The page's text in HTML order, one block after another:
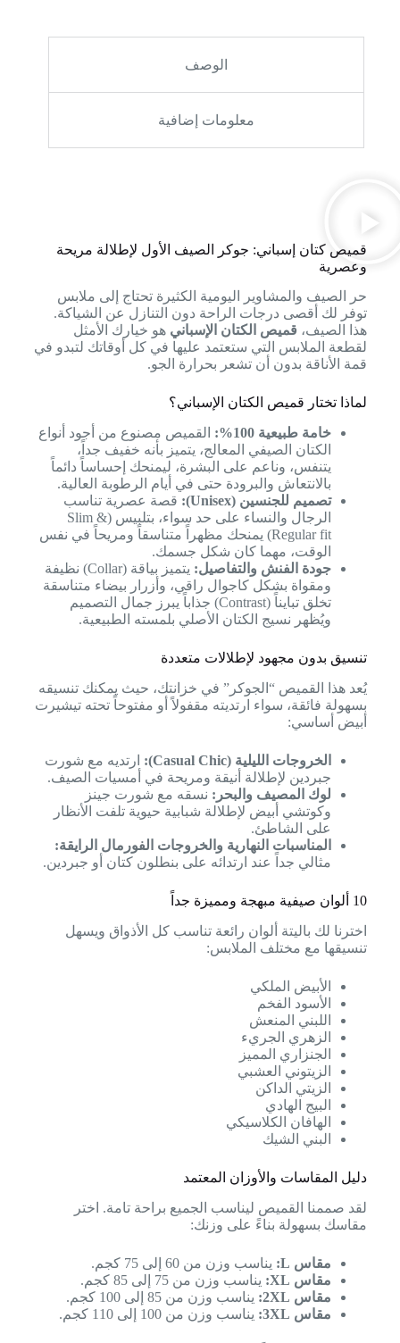
الوصف
معلومات إضافية
قميص كتان إسباني: جوكر الصيف الأول لإطلالة مريحة
وعصرية
حر الصيف والمشاوير اليومية الكثيرة تحتاج إلى ملابس
توفر لك أقصى درجات الراحة دون التنازل عن الشياكة.
هذا الصيف، قميص الكتان الإسباني هو خيارك الأمثل
لقطعة الملابس التي ستعتمد عليها في كل أوقاتك لتبدو في
قمة الأناقة بدون أن تشعر بحرارة الجو.
لماذا تختار قميص الكتان الإسباني؟
خامة طبيعية 100%:
القميص مصنوع من أجود أنواع
الكتان الصيفي المعالج، يتميز بأنه خفيف جداً،
يتنفس، وناعم على البشرة، ليمنحك إحساساً دائماً
بالانتعاش والبرودة حتى في أيام الرطوبة العالية.
تصميم للجنسين (Unisex):
قصة عصرية تناسب
الرجال والنساء على حد سواء، بتلبيس (Slim &
Regular fit) يمنحك مظهراً متناسقاً ومريحاً في نفس
الوقت، مهما كان شكل جسمك.
جودة الفنش والتفاصيل:
يتميز بياقة (Collar) نظيفة
ومقواة بشكل كاجوال راقي، وأزرار بيضاء متناسقة
تخلق تبايناً (Contrast) جذاباً يبرز جمال التصميم
ويُظهر نسيج الكتان الأصلي بلمسته الطبيعية.
تنسيق بدون مجهود لإطلالات متعددة
يُعد هذا القميص “الجوكر” في خزانتك، حيث يمكنك تنسيقه
بسهولة فائقة، سواء ارتديته مقفولاً أو مفتوحاً تحته تيشيرت
أبيض أساسي:
الخروجات الليلية (Casual Chic):
ارتديه مع شورت
جبردين لإطلالة أنيقة ومريحة في أمسيات الصيف.
لوك المصيف والبحر: نسقه مع شورت جينز
وكوتشي أبيض لإطلالة شبابية حيوية تلفت الأنظار
على الشاطئ.
المناسبات النهارية والخروجات الفورمال الرايقة:
مثالي جداً عند ارتدائه على بنطلون كتان أو جبردين.
10 ألوان صيفية مبهجة ومميزة جداً
اخترنا لك باليتة ألوان رائعة تناسب كل الأذواق ويسهل
تنسيقها مع مختلف الملابس:
الأبيض الملكي
الأسود الفخم
اللبني المنعش
الزهري الجريء
الجنزاري المميز
الزيتوني العشبي
الزيتي الداكن
البيج الهادي
الهافان الكلاسيكي
البني الشيك
دليل المقاسات والأوزان المعتمد
لقد صممنا القميص ليناسب الجميع براحة تامة. اختر
مقاسك بسهولة بناءً على وزنك:
مقاس L:
يناسب وزن من 60 إلى 75 كجم.
مقاس XL:
يناسب وزن من 75 إلى 85 كجم.
مقاس 2XL:
يناسب وزن من 85 إلى 100 كجم.
مقاس 3XL:
يناسب وزن من 100 إلى 110 كجم.